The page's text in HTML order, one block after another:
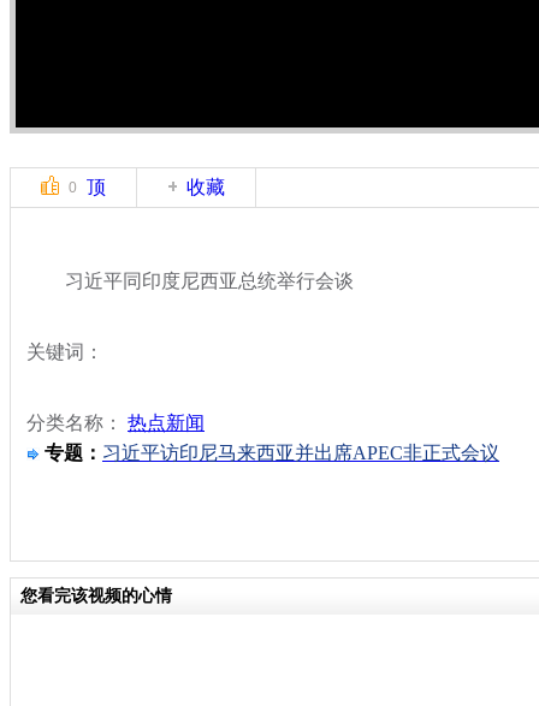
0 顶 收藏
习近平同印度尼西亚总统举行会谈
关键词：
分类名称： 热点新闻
专题： 习近平访印尼马来西亚并出席APEC非正式会议
您看完该视频的心情